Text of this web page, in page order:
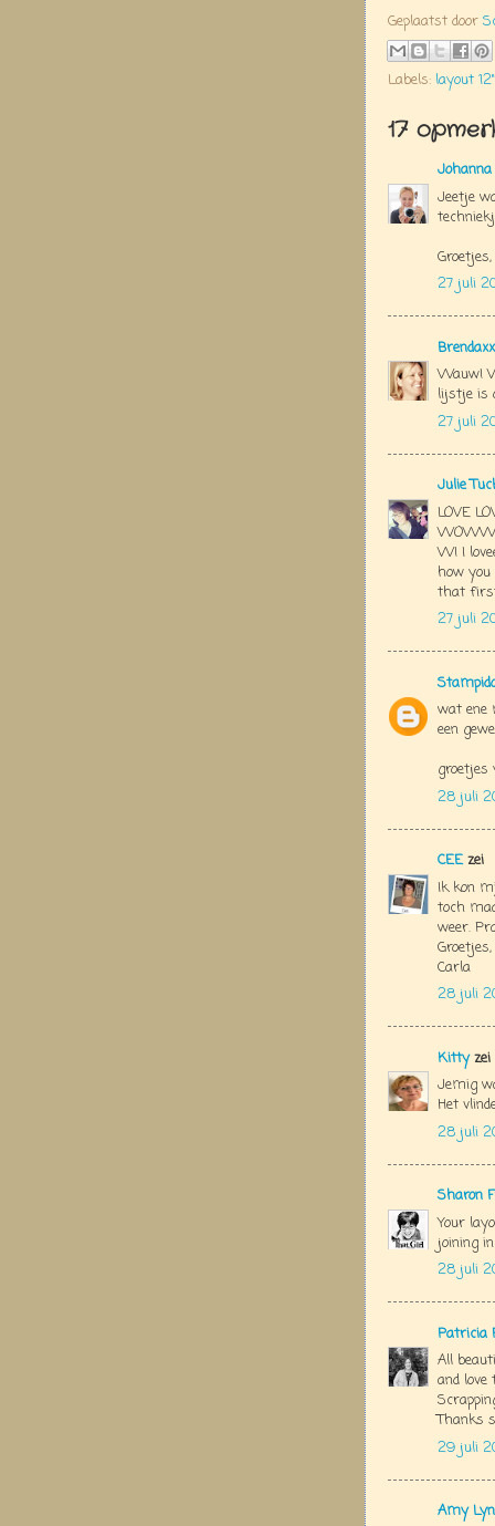
Geplaatst door
Labels: layout
17
Johanna
Jeetje
27 juli
Brendaxx
Wauw!
lijstje is
27 juli
Julie
LOVE
W! I
how
that first
27 juli
wat ene
een
groetjes
28 juli
CEEzei
Ik kon
toch
weer.
Groetjes,
Carla
28 juli
Kittyzei
Jemig
Het
28 juli
Sharon
Your
joining
28 juli
Patricia
All
and
Thanks
29 juli
Amy